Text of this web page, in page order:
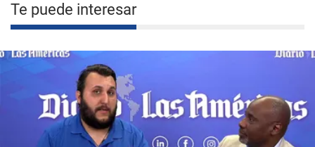
Te puede interesar